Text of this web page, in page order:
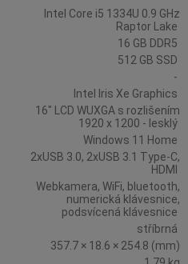
Intel Core i5 1334U 0.9 GHz
Raptor Lake
16 GB DDR5
512 GB SSD
-
Intel Iris Xe Graphics
16" LCD WUXGA s rozlišením
1920 x 1200 - lesklý
Windows 11 Home
2xUSB 3.0, 2xUSB 3.1 Type-C,
HDMI
Webkamera, WiFi, bluetooth,
numerická klávesnice,
podsvícená klávesnice
stříbrná
357.7 × 18.6 × 254.8 (mm)